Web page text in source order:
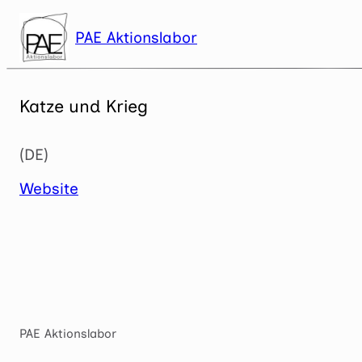
Zum
Inhalt
springen
PAE Aktionslabor
Katze und Krieg
(DE)
Website
PAE Aktionslabor